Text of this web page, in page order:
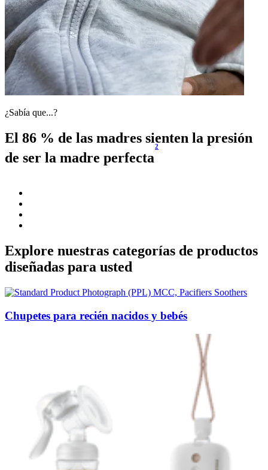
¿Sabía que...?
El 86 % de las madres sienten la presión
de ser la madre perfecta
2
Explore nuestras categorías de productos
diseñadas para usted
Chupetes para recién nacidos y bebés